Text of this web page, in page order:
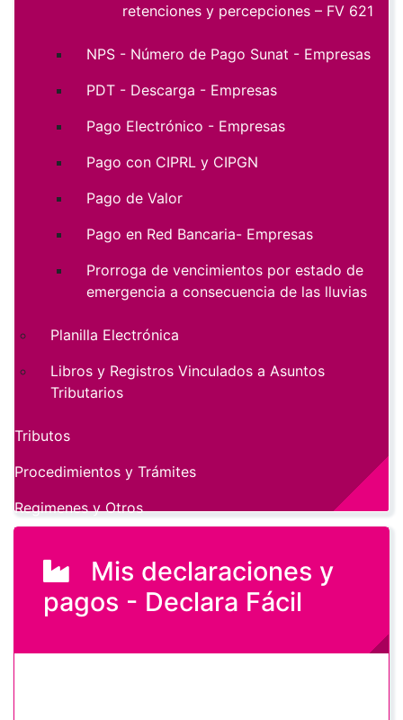
Mis declaraciones y
pagos - Declara Fácil
retenciones y percepciones – FV 621
NPS - Número de Pago Sunat - Empresas
PDT - Descarga - Empresas
Pago Electrónico - Empresas
Pago con CIPRL y CIPGN
Pago de Valor
Pago en Red Bancaria- Empresas
Prorroga de vencimientos por estado de
emergencia a consecuencia de las lluvias
Planilla Electrónica
Libros y Registros Vinculados a Asuntos
Tributarios
Tributos
Procedimientos y Trámites
Regimenes y Otros